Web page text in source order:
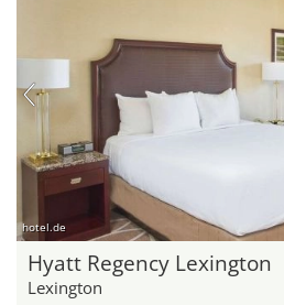
hotel.de
Hyatt Regency Lexington
Lexington